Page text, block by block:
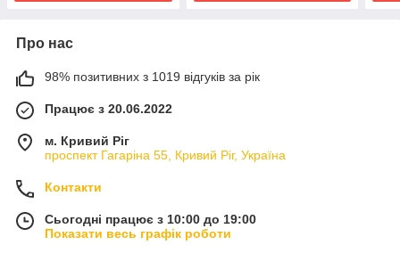
Про нас
98% позитивних з 1019 відгуків за рік
Працює з 20.06.2022
м. Кривий Ріг
проспект Гагаріна 55, Кривий Ріг, Україна
Контакти
Сьогодні працює з 10:00 до 19:00
Показати весь графік роботи